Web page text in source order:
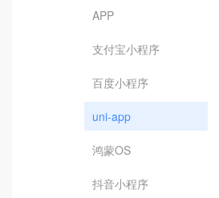
APP
支付宝小程序
百度小程序
uni-app
鸿蒙OS
抖音小程序